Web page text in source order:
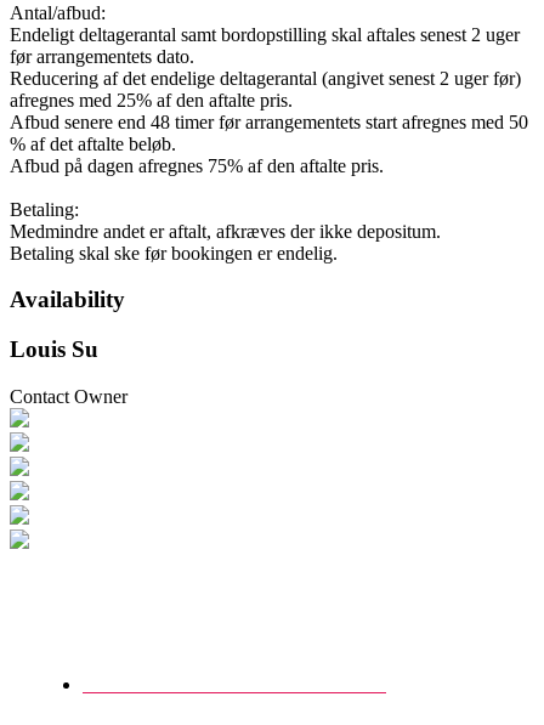
Antal/afbud:
Endeligt deltagerantal samt bordopstilling skal aftales senest 2 uger
før arrangementets dato.
Reducering af det endelige deltagerantal (angivet senest 2 uger før)
afregnes med 25% af den aftalte pris.
Afbud senere end 48 timer før arrangementets start afregnes med 50
% af det aftalte beløb.
Afbud på dagen afregnes 75% af den aftalte pris.
Betaling:
Medmindre andet er aftalt, afkræves der ikke depositum.
Betaling skal ske før bookingen er endelig.
Availability
Louis Su
Contact Owner